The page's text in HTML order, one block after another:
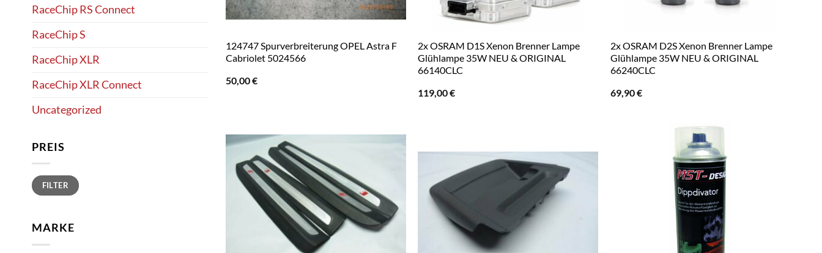
RaceChip RS Connect
RaceChip S
RaceChip XLR
RaceChip XLR Connect
Uncategorized
PREIS
Min.
Preis
Max.
PreisFILTER
MARKE
124747 Spurverbreiterung OPEL Astra F
Cabriolet 5024566
50,00€
2x OSRAM D1S Xenon Brenner Lampe
Glühlampe 35W NEU & ORIGINAL
66140CLC
119,00€
2x OSRAM D2S Xenon Brenner Lampe
Glühlampe 35W NEU & ORIGINAL
66240CLC
69,90€